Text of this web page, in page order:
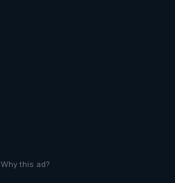
Why this ad?